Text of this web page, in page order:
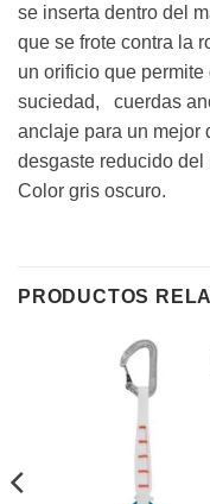
se inserta dentro del
que se frote contra la
un orificio que
suciedad, cuerdas
anclaje para un mejor
desgaste reducido del
Color gris oscuro.
PRODUCTOS